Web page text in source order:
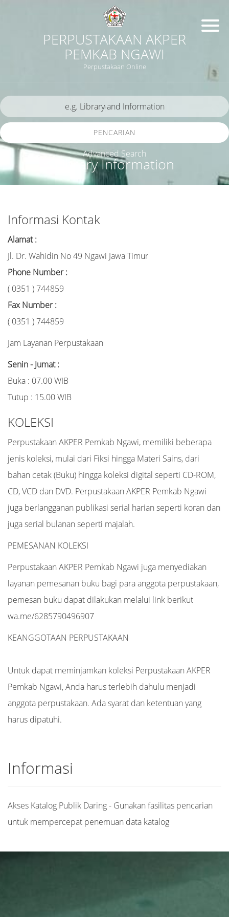
PERPUSTAKAAN AKPER
PEMKAB NGAWI
Perpustakaan Online
Library Information
PENCARIAN
Advanced Search
Informasi Kontak
Alamat :
Jl. Dr. Wahidin No 49 Ngawi Jawa Timur
Phone Number :
( 0351 ) 744859
Fax Number :
( 0351 ) 744859
Jam Layanan Perpustakaan
Senin - Jumat :
Buka : 07.00 WIB
Tutup : 15.00 WIB
KOLEKSI
Perpustakaan AKPER Pemkab Ngawi, memiliki beberapa
jenis koleksi, mulai dari Fiksi hingga Materi Sains, dari
bahan cetak (Buku) hingga koleksi digital seperti CD-ROM,
CD, VCD dan DVD. Perpustakaan AKPER Pemkab Ngawi
juga berlangganan publikasi serial harian seperti koran dan
juga serial bulanan seperti majalah.
PEMESANAN KOLEKSI
Perpustakaan AKPER Pemkab Ngawi juga menyediakan
layanan pemesanan buku bagi para anggota perpustakaan,
pemesan buku dapat dilakukan melalui link berikut
wa.me/6285790496907
KEANGGOTAAN PERPUSTAKAAN
Untuk dapat meminjamkan koleksi Perpustakaan AKPER
Pemkab Ngawi, Anda harus terlebih dahulu menjadi
anggota perpustakaan. Ada syarat dan ketentuan yang
harus dipatuhi.
Informasi
Akses Katalog Publik Daring - Gunakan fasilitas pencarian
untuk mempercepat penemuan data katalog